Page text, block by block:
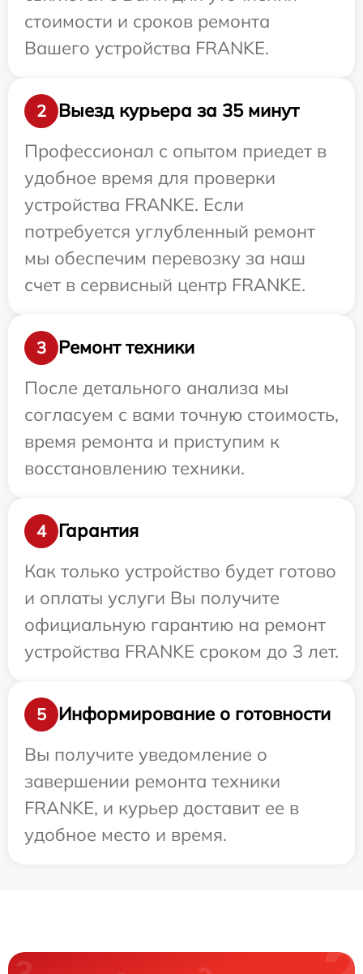
стоимости и сроков ремонта
Вашего устройства FRANKE.
2
Выезд курьера за 35 минут
Профессионал с опытом приедет в
удобное время для проверки
устройства FRANKE. Если
потребуется углубленный ремонт
мы обеспечим перевозку за наш
счет в сервисный центр FRANKE.
3
Ремонт техники
После детального анализа мы
согласуем с вами точную стоимость,
время ремонта и приступим к
восстановлению техники.
4
Гарантия
Как только устройство будет готово
и оплаты услуги Вы получите
официальную гарантию на ремонт
устройства FRANKE сроком до 3 лет.
5
Информирование о готовности
Вы получите уведомление о
завершении ремонта техники
FRANKE, и курьер доставит ее в
удобное место и время.